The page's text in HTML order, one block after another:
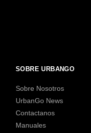
SOBRE URBANGO
Sobre Nosotros
UrbanGo News
Contactanos
Manuales